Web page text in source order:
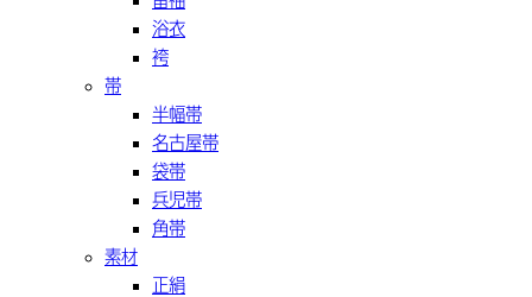
浴衣
袴
帯
半幅帯
名古屋帯
袋帯
兵児帯
角帯
素材
正絹